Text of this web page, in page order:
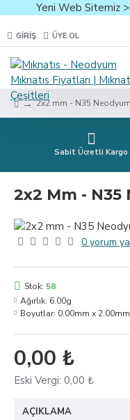
Yeni Web Sitemiz
GIRIŞ ÜYE OL
2x2 mm - N35 Neodyum
Sabit Ücretli Kargo
2x2 Mm - N35
0 yorum
0,00 ₺
Eski Vergi: 0,00 ₺
Stok: 58
Ağırlık: 6.00g
Boyutlar: 0.00mm x
AÇIKLAMA